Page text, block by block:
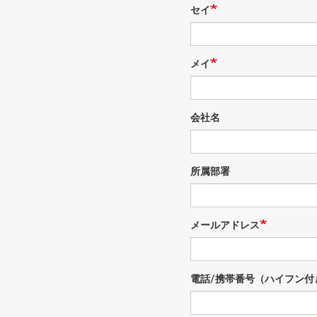
セイ
メイ
会社名
所属部署
メールアドレス
電話/携帯番号（ハイフン